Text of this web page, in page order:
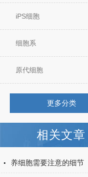
iPS细胞
细胞系
原代细胞
更多分类
相关文章
养细胞需要注意的细节